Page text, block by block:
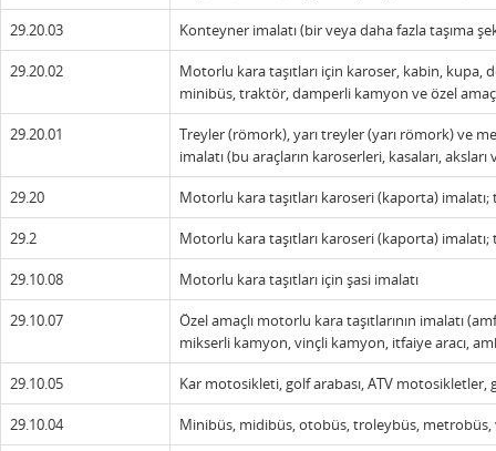
29.20.03 Konteyner imalatı (bir veya daha fazla taşıma
29.20.02
Motorlu kara taşıtları için karoser, kabin,
minibüs, traktör, damperli kamyon ve özel
29.20.01
Treyler (römork), yarı treyler (yarı römork) ve
imalatı (bu araçların karoserleri, kasaları, aksları
29.20 Motorlu kara taşıtları karoseri (kaporta)
29.2 Motorlu kara taşıtları karoseri (kaporta)
29.10.08 Motorlu kara taşıtları için şasi imalatı
29.10.07
Özel amaçlı motorlu kara taşıtlarının imalatı
mikserli kamyon, vinçli kamyon, itfaiye aracı,
29.10.05 Kar motosikleti, golf arabası, ATV motosikletler,
29.10.04 Minibüs, midibüs, otobüs, troleybüs, metrobüs,